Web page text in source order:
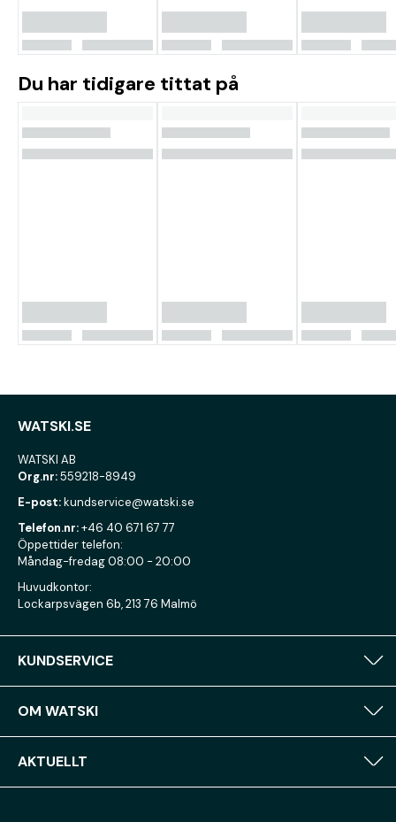
Du har tidigare tittat på
WATSKI.SE
WATSKI AB
Org.nr:559218-8949
E-post:kundservice@watski.se
Telefon.nr:+46 40 671 67 77
Öppettider telefon:
Måndag-fredag 08:00 - 20:00
Huvudkontor:
Lockarpsvägen 6b, 213 76 Malmö
KUNDSERVICE
OM WATSKI
AKTUELLT